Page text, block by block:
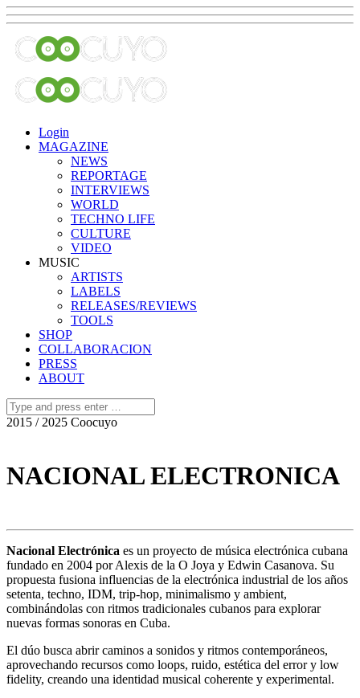
Login
MAGAZINE
NEWS
REPORTAGE
INTERVIEWS
WORLD
TECHNO LIFE
CULTURE
VIDEO
MUSIC
ARTISTS
LABELS
RELEASES/REVIEWS
TOOLS
SHOP
COLLABORACION
PRESS
ABOUT
2015 / 2025 Coocuyo
NACIONAL ELECTRONICA
Nacional Electrónica es un proyecto de música electrónica cubana
fundado en 2004 por Alexis de la O Joya y Edwin Casanova. Su
propuesta fusiona influencias de la electrónica industrial de los años
setenta, techno, IDM, trip-hop, minimalismo y ambient,
combinándolas con ritmos tradicionales cubanos para explorar
nuevas formas sonoras en Cuba.
El dúo busca abrir caminos a sonidos y ritmos contemporáneos,
aprovechando recursos como loops, ruido, estética del error y low
fidelity, creando una identidad musical coherente y experimental.